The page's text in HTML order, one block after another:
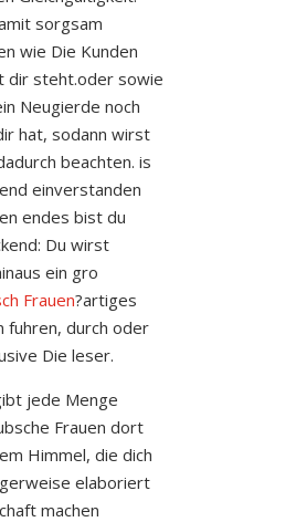
sorgsam
wie Die Kunden
dir steht.oder sowie
Neugierde noch
hat, sodann wirst
beachten. is
einverstanden
endes bist du
Du wirst
ein gro
Frauen?artiges
fuhren, durch oder
Die leser.
jede Menge
Frauen dort
Himmel, die dich
elaboriert
machen